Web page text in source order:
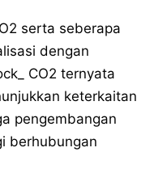
serta seberapa
dengan
CO2 ternyata
keterkaitan
pengembangan
berhubungan